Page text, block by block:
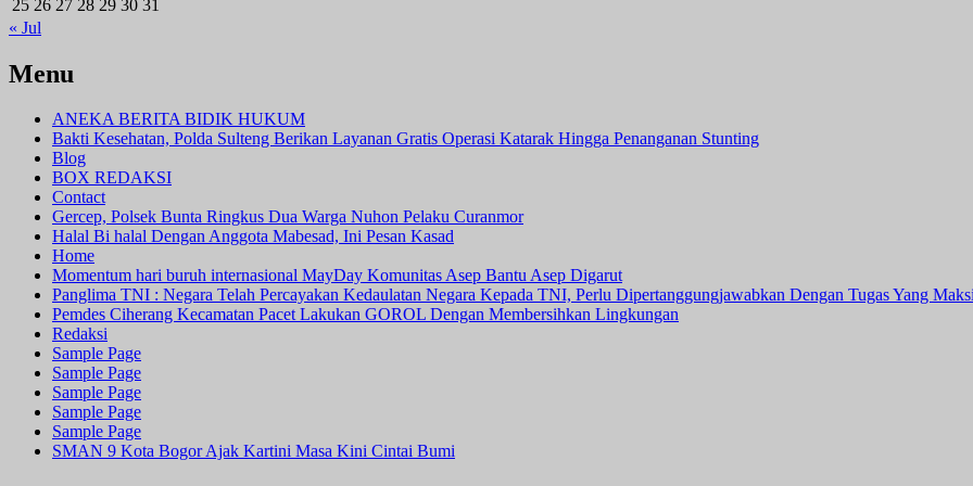
25 26 27 28 29 30 31
« Jul
Menu
ANEKA BERITA BIDIK HUKUM
Bakti Kesehatan, Polda Sulteng Berikan Layanan Gratis Operasi Katarak Hingga Penanganan Stunting
Blog
BOX REDAKSI
Contact
Gercep, Polsek Bunta Ringkus Dua Warga Nuhon Pelaku Curanmor
Halal Bi halal Dengan Anggota Mabesad, Ini Pesan Kasad
Home
Momentum hari buruh internasional MayDay Komunitas Asep Bantu Asep Digarut
Panglima TNI : Negara Telah Percayakan Kedaulatan Negara Kepada TNI, Perlu Dipertanggungjawabkan Dengan Tugas Yang
Pemdes Ciherang Kecamatan Pacet Lakukan GOROL Dengan Membersihkan Lingkungan
Redaksi
Sample Page
Sample Page
Sample Page
Sample Page
Sample Page
SMAN 9 Kota Bogor Ajak Kartini Masa Kini Cintai Bumi